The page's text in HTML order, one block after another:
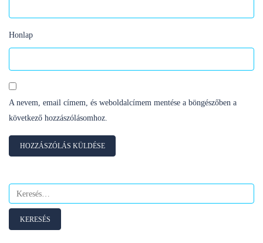
Honlap
A nevem, email címem, és weboldalcímem mentése a böngészőben a
következő hozzászólásomhoz.
Keresés: